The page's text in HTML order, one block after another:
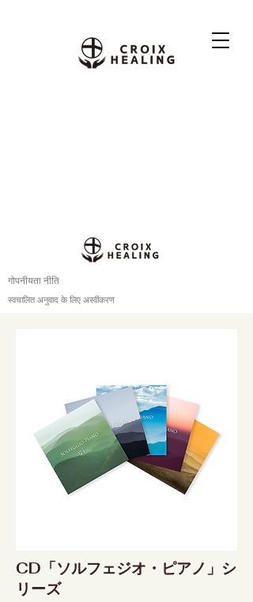
गोपनीयता नीति
स्वचालित अनुवाद के लिए अस्वीकरण
CD「ソルフェジオ・ピアノ」シ
リーズ